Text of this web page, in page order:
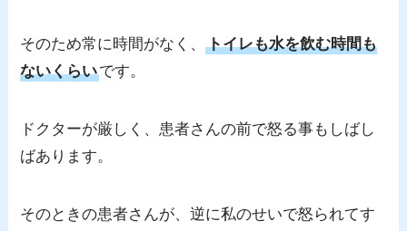
そのため常に時間がなく、トイレも水を飲む時間も
ないくらいです。
ドクターが厳しく、患者さんの前で怒る事もしばし
ばあります。
そのときの患者さんが、逆に私のせいで怒られてす